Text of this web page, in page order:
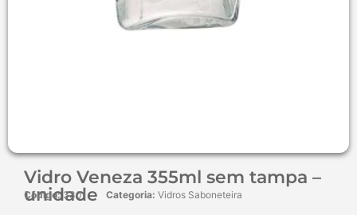
Vidro Veneza 355ml sem tampa –
unidade
Código: 3301 Categoria: Vidros Saboneteira